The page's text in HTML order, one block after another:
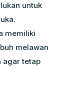
untuk
memiliki
melawan
agar tetap